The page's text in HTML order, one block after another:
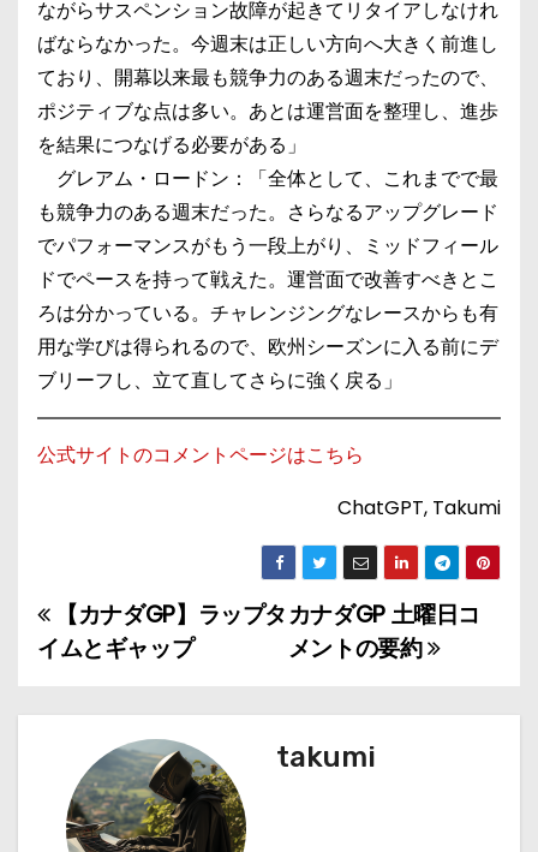
ながらサスペンション故障が起きてリタイアしなけれ
ばならなかった。今週末は正しい方向へ大きく前進し
ており、開幕以来最も競争力のある週末だったので、
ポジティブな点は多い。あとは運営面を整理し、進歩
を結果につなげる必要がある」
グレアム・ロードン：「全体として、これまでで最
も競争力のある週末だった。さらなるアップグレード
でパフォーマンスがもう一段上がり、ミッドフィール
ドでペースを持って戦えた。運営面で改善すべきとこ
ろは分かっている。チャレンジングなレースからも有
用な学びは得られるので、欧州シーズンに入る前にデ
ブリーフし、立て直してさらに強く戻る」
公式サイトのコメントページはこちら
ChatGPT, Takumi
投
稿
ナ
ゲ
カナダGP 土曜日コ
メントの要約
【カナダGP】ラップタ
イムとギャップ
takumi